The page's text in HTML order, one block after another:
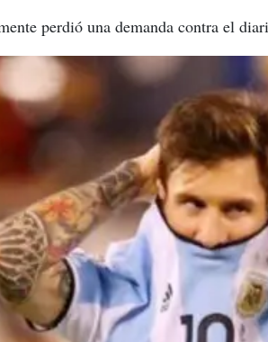
perdió una demanda contra el